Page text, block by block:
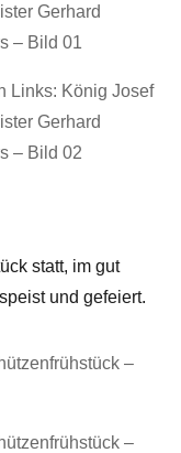
Gerhard
– Bild 01
Links: König Josef
Gerhard
– Bild 02
statt, im gut
und gefeiert.
–
–